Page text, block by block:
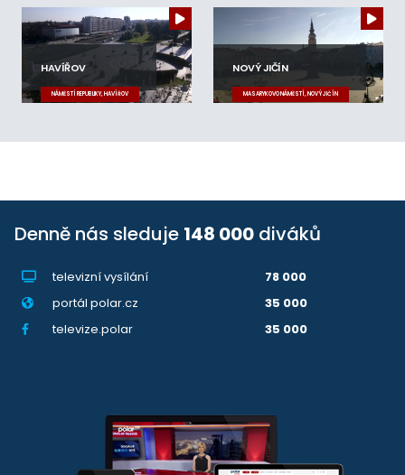
HAVÍŘOV
NÁMĚSTÍ REPUBLIKY, HAVÍŘOV
NOVÝ JIČÍN
MASARYKOVO NÁMĚSTÍ, NOVÝ JIČÍN
Denně nás sleduje 148 000 diváků
televizní vysílání
78 000
portál polar.cz
35 000
televize.polar
35 000